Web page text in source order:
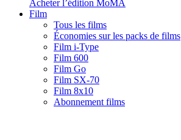
Acheter l’édition MoMA
Film
Tous les films
Économies sur les packs de films
Film i-Type
Film 600
Film Go
Film SX-70
Film 8x10
Abonnement films